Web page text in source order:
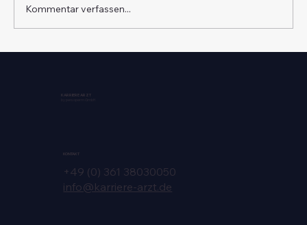
Kommentar verfassen...
KARRIERE ARZT
KONTAKT
+49 (0) 361 38030050
info@karriere-arzt.de